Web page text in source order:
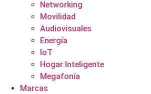
Networking
Movilidad
Audiovisuales
Energía
IoT
Hogar Inteligente
Megafonía
Marcas